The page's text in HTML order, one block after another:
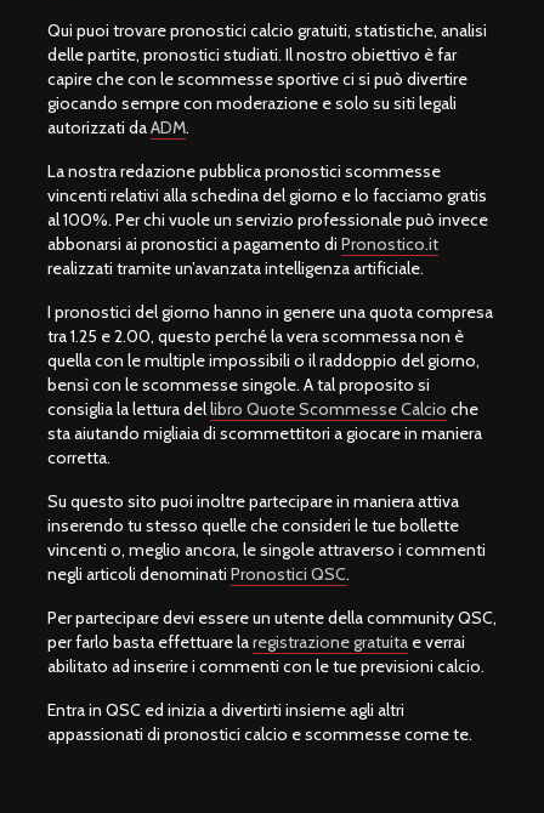
Qui puoi trovare pronostici calcio gratuiti, statistiche, analisi
delle partite, pronostici studiati. Il nostro obiettivo è far
capire che con le scommesse sportive ci si può divertire
giocando sempre con moderazione e solo su siti legali
autorizzati daADM.
La nostra redazione pubblica pronostici scommesse
vincenti relativi alla schedina del giorno e lo facciamo gratis
al 100%. Per chi vuole un servizio professionale può invece
abbonarsi ai pronostici a pagamento di Pronostico.it
realizzati tramite un’avanzata intelligenza artificiale.
I pronostici del giorno hanno in genere una quota compresa
tra 1.25 e 2.00, questo perché la vera scommessa non è
quella con le multiple impossibili o il raddoppio del giorno,
bensì con le scommesse singole. A tal proposito si
consiglia la lettura dellibro Quote Scommesse Calcio che
sta aiutando migliaia di scommettitori a giocare in maniera
corretta.
Su questo sito puoi inoltre partecipare in maniera attiva
inserendo tu stesso quelle che consideri le tue bollette
vincenti o, meglio ancora, le singole attraverso i commenti
negli articoli denominati Pronostici QSC.
Per partecipare devi essere un utente della community QSC,
per farlo basta effettuare laregistrazione gratuita e verrai
abilitato ad inserire i commenti con le tue previsioni calcio.
Entra in QSC ed inizia a divertirti insieme agli altri
appassionati di pronostici calcio e scommesse come te.